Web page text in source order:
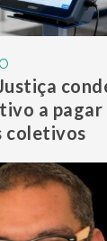
a pagar
coletivos